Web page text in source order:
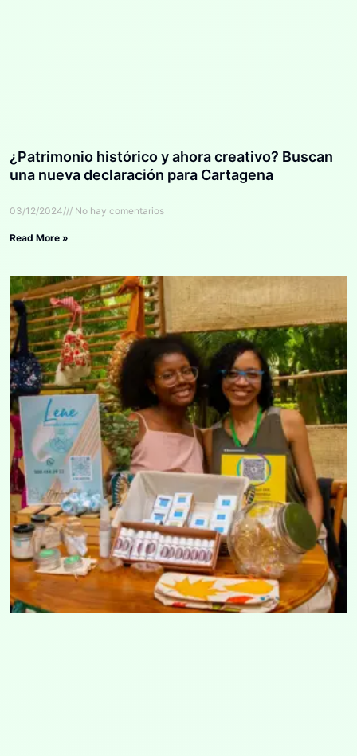
¿Patrimonio histórico y ahora creativo? Buscan
una nueva declaración para Cartagena
03/12/2024 No hay comentarios
Read More »